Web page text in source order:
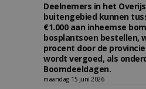
Deelnemers in het
buitengebied kunnen
€1.000 aan inheemse
bosplantsoen bestellen,
procent door de
wordt vergoed, als
Boomdeeldagen.
maandag 15 juni 2026